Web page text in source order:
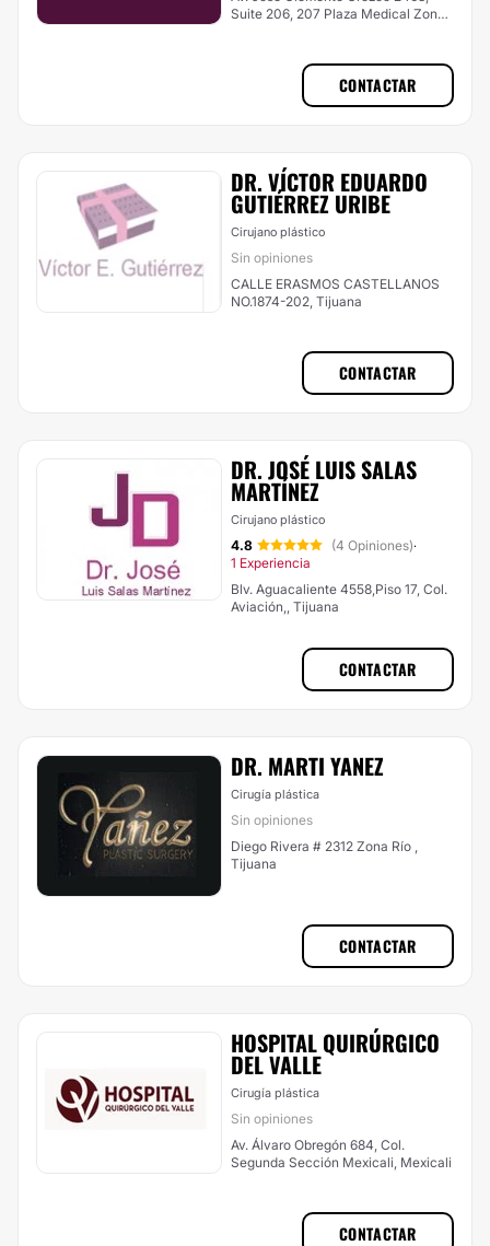
Suite 206, 207 Plaza Medical Zona
CONTACTAR
DR. VÍCTOR EDUARDO
GUTIÉRREZ URIBE
Cirujano plástico
Sin opiniones
CALLE ERASMOS CASTELLANOS
NO.1874-202, Tijuana
CONTACTAR
DR. JOSÉ LUIS SALAS
MARTÍNEZ
Cirujano plástico
4.8 (4 Opiniones)·
1 Experiencia
Blv. Aguacaliente 4558,Piso 17, Col.
Aviación,, Tijuana
CONTACTAR
DR. MARTI YANEZ
Cirugía plástica
Sin opiniones
Diego Rivera # 2312 Zona Río ,
Tijuana
CONTACTAR
HOSPITAL QUIRÚRGICO
DEL VALLE
Cirugía plástica
Sin opiniones
Av. Álvaro Obregón 684, Col.
Segunda Sección Mexicali, Mexicali
CONTACTAR